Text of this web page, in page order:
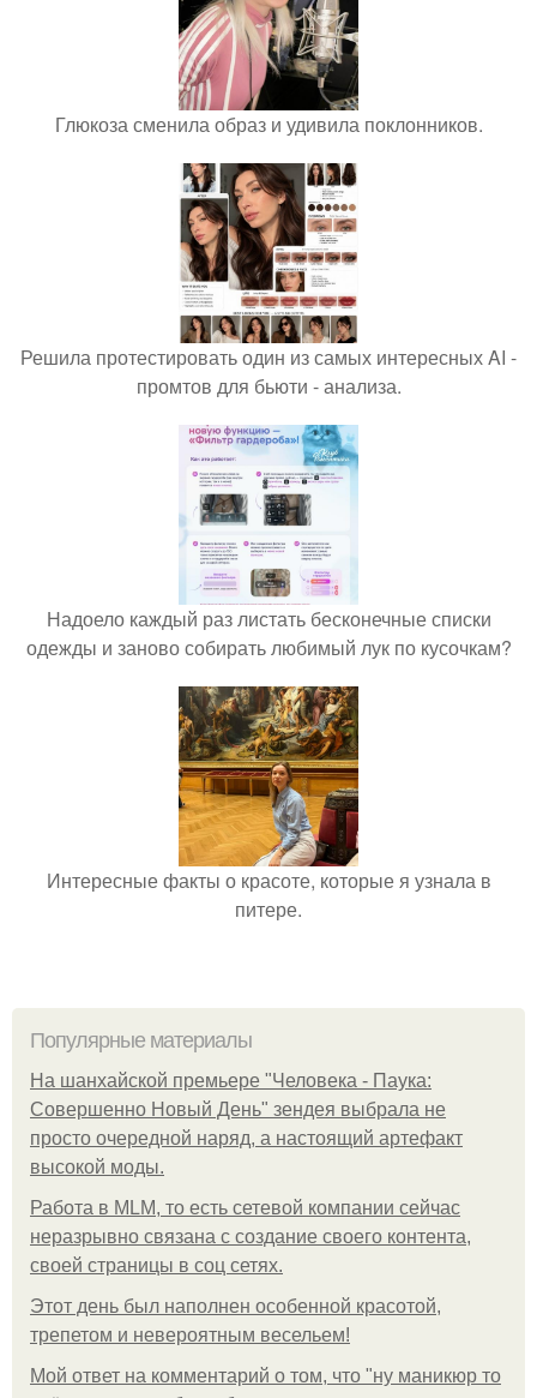
Глюкоза сменила образ и удивила поклонников.
Решила протестировать один из самых интересных AI -
промтов для бьюти - анализа.
Надоело каждый раз листать бесконечные списки
одежды и заново собирать любимый лук по кусочкам?
Интересные факты о красоте, которые я узнала в
питере.
Популярные материалы
На шанхайской премьере "Человека - Паука:
Совершенно Новый День" зендея выбрала не
просто очередной наряд, а настоящий артефакт
высокой моды.
Работа в MLM, то есть сетевой компании сейчас
неразрывно связана с создание своего контента,
своей страницы в соц сетях.
Этот день был наполнен особенной красотой,
трепетом и невероятным весельем!
Мой ответ на комментарий о том, что "ну маникюр то